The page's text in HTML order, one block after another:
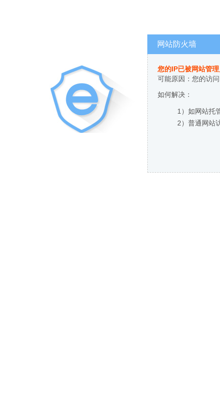
网站防火墙
您的IP已被网站管
可能原因：您的访
如何解决：
1）如网站托
2）普通网站